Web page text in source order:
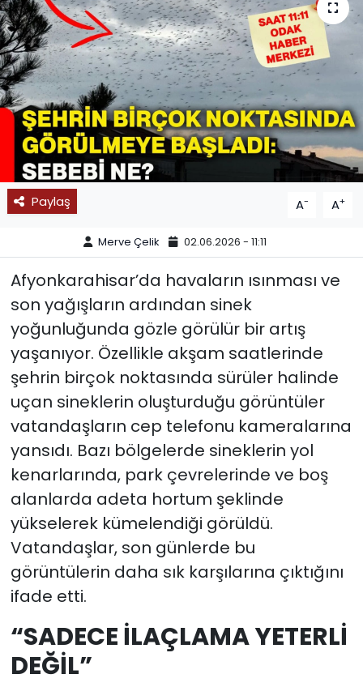
Paylaş A- A+
Merve Çelik 02.06.2026 - 11:11
Afyonkarahisar’da havaların ısınması ve
son yağışların ardından sinek
yoğunluğunda gözle görülür bir artış
yaşanıyor. Özellikle akşam saatlerinde
şehrin birçok noktasında sürüler halinde
uçan sineklerin oluşturduğu görüntüler
vatandaşların cep telefonu kameralarına
yansıdı. Bazı bölgelerde sineklerin yol
kenarlarında, park çevrelerinde ve boş
alanlarda adeta hortum şeklinde
yükselerek kümelendiği görüldü.
Vatandaşlar, son günlerde bu
görüntülerin daha sık karşılarına çıktığını
ifade etti.
“SADECE İLAÇLAMA YETERLİ
DEĞİL”